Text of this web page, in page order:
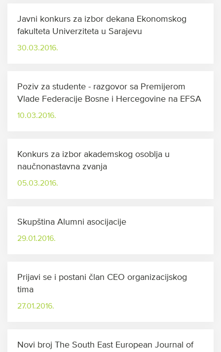
Javni konkurs za izbor dekana Ekonomskog
fakulteta Univerziteta u Sarajevu
30.03.2016.
Poziv za studente - razgovor sa Premijerom
Vlade Federacije Bosne i Hercegovine na EFSA
10.03.2016.
Konkurs za izbor akademskog osoblja u
naučnonastavna zvanja
05.03.2016.
Skupština Alumni asocijacije
29.01.2016.
Prijavi se i postani član CEO organizacijskog
tima
27.01.2016.
Novi broj The South East European Journal of